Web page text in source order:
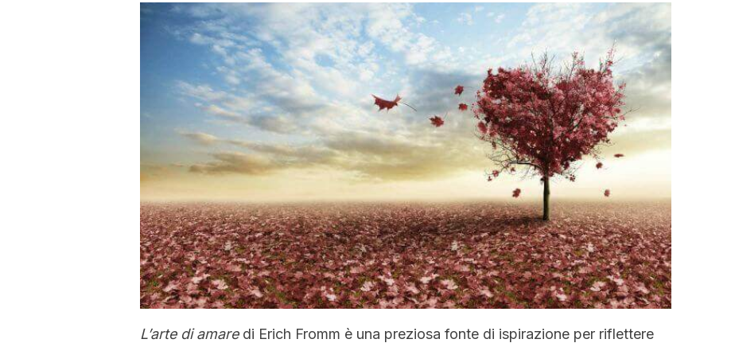
L’arte di amaredi Erich Fromm è una preziosa fonte di ispirazione per riflettere